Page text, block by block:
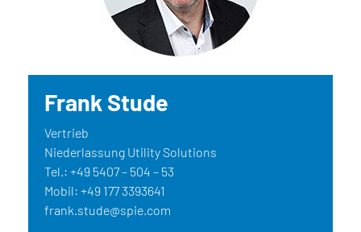
Frank Stude
Vertrieb
Niederlassung Utility Solutions
Tel.: +49 5407 – 504 – 53
Mobil: +49 177 3393641
frank.stude@spie.com